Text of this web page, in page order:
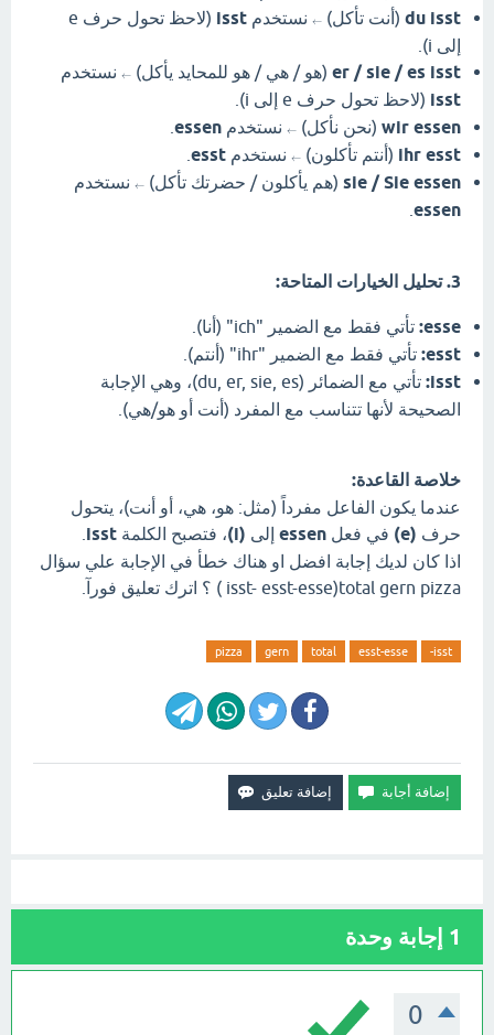
du isst (أنت تأكل) نستخدمisst
(لاحظ تحول حرف e
إلى i).
er / sie / es isst (هو / هي / هو للمحايد يأكل) نستخدم
isst (لاحظ تحول حرف e إلى i).
wir essen (نحن نأكل) نستخدمessen
ihr esst (أنتم تأكلون) نستخدمesst
sie / Sie essen (هم يأكلون / حضرتك تأكل) نستخدم
essen
3. تحليل الخيارات المتاحة:
esse: تأتي فقط مع الضمير "ich" (أنا).
esst: تأتي فقط مع الضمير "ihr" (أنتم).
isst:
تأتي مع الضمائر (du, er, sie, es)، وهي الإجابة
الصحيحة لأنها تتناسب مع المفرد (أنت أو هو/هي).
خلاصة القاعدة:
عندما يكون الفاعل مفرداً (مثل: هو، هي، أو أنت)، يتحول
حرف (e) في فعل essen إلى (i) ، فتصبح الكلمة isst
اذا كان لديك إجابة افضل او هناك خطأ في الإجابة علي سؤال
isst- esst-esse)total gern pizza ) ؟ اترك تعليق فورآ.
isst-
esst-esse
total
gern
pizza
1 إجابة وحدة
0